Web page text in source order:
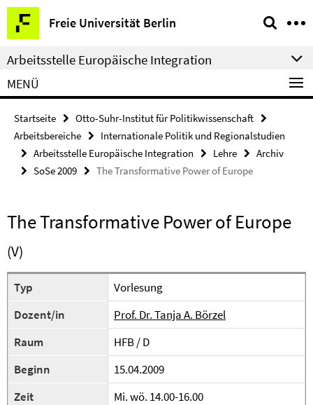
Springe
direkt
zu
Inhalt
Freie Universität Berlin
Service-
Navigation
Arbeitsstelle Europäische Integration
MENÜ
Startseite
Otto-Suhr-Institut für Politikwissenschaft
Arbeitsbereiche
Internationale Politik und Regionalstudien
Arbeitsstelle Europäische Integration
Lehre
Archiv
SoSe 2009
The Transformative Power of Europe
The Transformative Power of Europe
(V)
Typ
Vorlesung
Dozent/in
Prof. Dr. Tanja A. Börzel
Raum
HFB / D
Beginn
15.04.2009
Zeit
Mi. wö. 14.00-16.00